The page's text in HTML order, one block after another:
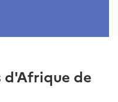
d'Afrique de